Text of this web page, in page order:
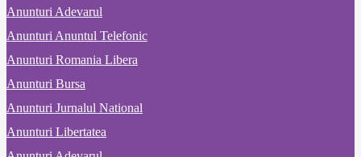
Anunturi Adevarul
Anunturi Anuntul Telefonic
Anunturi Romania Libera
Anunturi Bursa
Anunturi Jurnalul National
Anunturi Libertatea